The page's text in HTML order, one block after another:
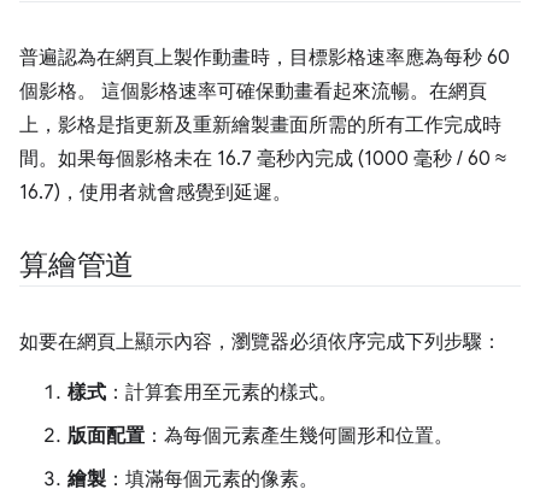
普遍認為在網頁上製作動畫時，目標影格速率應為每秒 60
個影格。 這個影格速率可確保動畫看起來流暢。在網頁
上，影格是指更新及重新繪製畫面所需的所有工作完成時
間。如果每個影格未在 16.7 毫秒內完成 (1000 毫秒 / 60 ≈
16.7)，使用者就會感覺到延遲。
算繪管道
如要在網頁上顯示內容，瀏覽器必須依序完成下列步驟：
樣式 ：計算套用至元素的樣式。
版面配置 ：為每個元素產生幾何圖形和位置。
繪製 ：填滿每個元素的像素。